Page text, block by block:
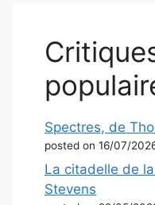
Spectres, de
posted on 16/07/
La citadelle de
Stevens